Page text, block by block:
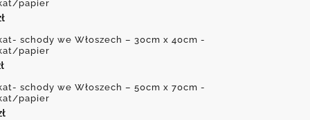
papier
schody we Włoszech – 30cm x 40cm -
papier
schody we Włoszech – 50cm x 70cm -
papier